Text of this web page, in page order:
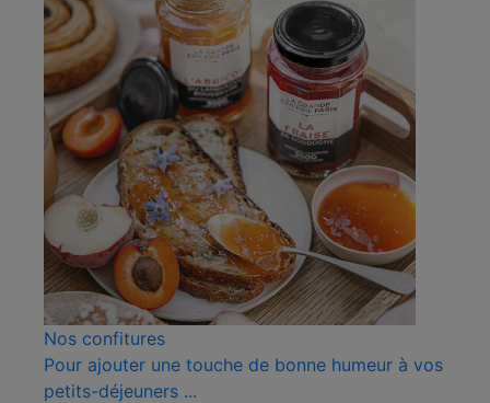
Nos confitures
Pour ajouter une touche de bonne humeur à vos
petits-déjeuners ...